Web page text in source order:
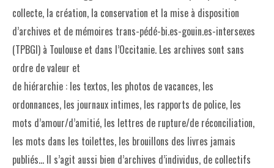
collecte, la création, la conservation et la mise à disposition
d’archives et de mémoires trans-pédé-bi.es-gouin.es-intersexes
(TPBGI) à Toulouse et dans l’Occitanie. Les archives sont sans
ordre de valeur et
de hiérarchie : les textos, les photos de vacances, les
ordonnances, les journaux intimes, les rapports de police, les
mots d’amour/d’amitié, les lettres de rupture/de réconciliation,
les mots dans les toilettes, les brouillons des livres jamais
publiés… Il s’agit aussi bien d’archives d’individus, de collectifs